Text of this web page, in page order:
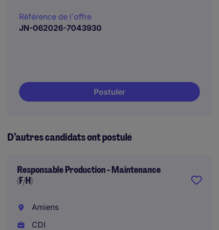
Référence de l´offre
JN-062026-7043930
Postuler
D’autres candidats ont postulé
Responsable Production - Maintenance
(F/H)
Amiens
CDI